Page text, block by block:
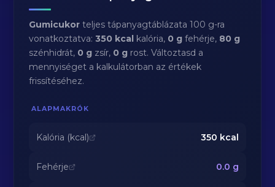
Gumicukor teljes tápanyagtáblázata 100 g-ra
vonatkoztatva:350 kcal kalória, 0 g fehérje, 80 g
szénhidrát, 0 g zsír, 0 g rost. Változtasd a
mennyiséget a kalkulátorban az értékek
frissítéséhez.
ALAPMAKRÓK
Kalória (kcal) 350 kcal
Fehérje 0.0 g